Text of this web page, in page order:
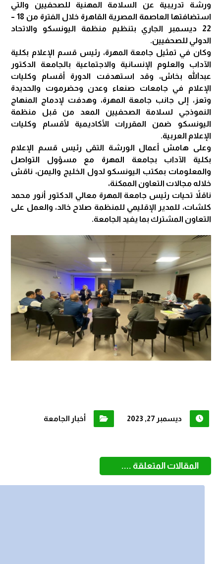
ورشة تدريبية عن السلامة المهنية للصحفيين والتي
استضافتها العاصمة المصرية القاهرة خلال الفترة من 18 –
22 ديسمبر الجاري بتنظيم منظمة اليونسكو والاتحاد
الدولي للصحفيين.
وكان في تمثيل جامعة المهرة، رئيس قسم الإعلام بكلية
الآداب والعلوم الإنسانية والاجتماعية بالجامعة الدكتور
عبدالله بخاش، وقد استهدفت الدورة أقسام وكليات
الإعلام في جامعات صنعاء وعدن وحضرموت والحديدة
وتعز، إلى جانب جامعة المهرة، وهدفت لإدماج المنهاج
النموذجي لسلامة الصحفيين المعد من قبل منظمة
اليونسكو ضمن المقررات الأكاديمية لأقسام وكليات
الإعلام العربية.
وعلى هامش أعمال الورشة التقى رئيس قسم الإعلام
بكلية الآداب بجامعة المهرة مع مسؤول التواصل
والمعلومات بمكتب اليونسكو لدول الخليج واليمن، ناقش
خلاله مجالات التعاون الممكنة،
ناقلاً تحيات رئيس جامعة المهرة معالي الدكتور أنور محمد
كلشات، للمدير الإقليمي للمنظمة صلاح خالد، والعمل على
التعاون المشترك بما يفيد الجامعة.
ديسمبر 27, 2023 أخبار الجامعة
المقالات المتعلقة ....